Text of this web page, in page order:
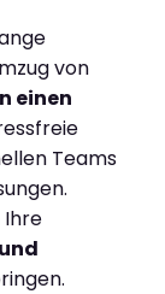
von
einen
Teams
Ihre